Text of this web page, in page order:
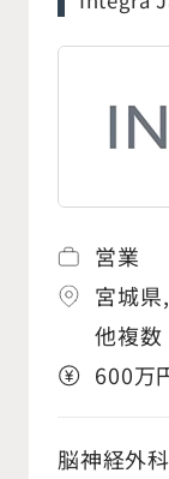
営業
宮城県
他複数
600万
脳神経外